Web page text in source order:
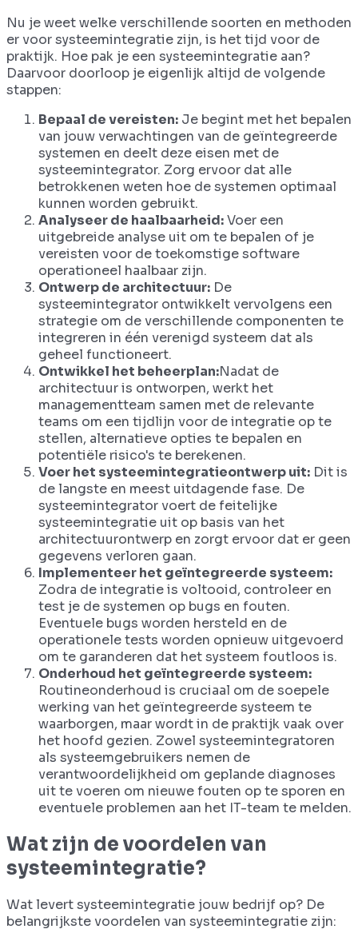
Nu je weet welke verschillende soorten en methoden
er voor systeemintegratie zijn, is het tijd voor de
praktijk. Hoe pak je een systeemintegratie aan?
Daarvoor doorloop je eigenlijk altijd de volgende
stappen:
Bepaal de vereisten: Je begint met het bepalen
van jouw verwachtingen van de geïntegreerde
systemen en deelt deze eisen met de
systeemintegrator. Zorg ervoor dat alle
betrokkenen weten hoe de systemen optimaal
kunnen worden gebruikt.
Analyseer de haalbaarheid:Voer een
uitgebreide analyse uit om te bepalen of je
vereisten voor de toekomstige software
operationeel haalbaar zijn.
Ontwerp de architectuur: De
systeemintegrator ontwikkelt vervolgens een
strategie om de verschillende componenten te
integreren in één verenigd systeem dat als
geheel functioneert.
Ontwikkel het beheerplan:Nadat de
architectuur is ontworpen, werkt het
managementteam samen met de relevante
teams om een tijdlijn voor de integratie op te
stellen, alternatieve opties te bepalen en
potentiële risico's te berekenen.
Voer het systeemintegratieontwerp uit: Dit is
de langste en meest uitdagende fase. De
systeemintegrator voert de feitelijke
systeemintegratie uit op basis van het
architectuurontwerp en zorgt ervoor dat er geen
gegevens verloren gaan.
Implementeer het geïntegreerde systeem:
Zodra de integratie is voltooid, controleer en
test je de systemen op bugs en fouten.
Eventuele bugs worden hersteld en de
operationele tests worden opnieuw uitgevoerd
om te garanderen dat het systeem foutloos is.
Onderhoud het geïntegreerde systeem:
Routineonderhoud is cruciaal om de soepele
werking van het geïntegreerde systeem te
waarborgen, maar wordt in de praktijk vaak over
het hoofd gezien. Zowel systeemintegratoren
als systeemgebruikers nemen de
verantwoordelijkheid om geplande diagnoses
uit te voeren om nieuwe fouten op te sporen en
eventuele problemen aan het IT-team te melden.
Wat zijn de voordelen van
systeemintegratie?
Wat levert systeemintegratie jouw bedrijf op? De
belangrijkste voordelen van systeemintegratie zijn: